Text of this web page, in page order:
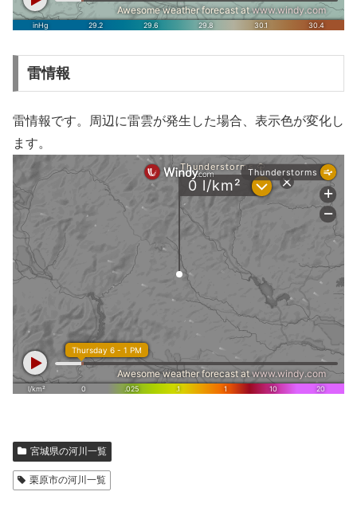
雷情報
雷情報です。周辺に雷雲が発生した場合、表示色が変化し
ます。
宮城県の河川一覧
栗原市の河川一覧